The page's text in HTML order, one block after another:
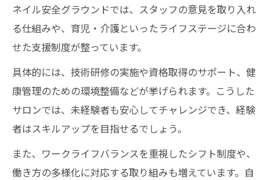
ネイル安全グラウンドでは、スタッフの意見を取り入れ
る仕組みや、育児・介護といったライフステージに合わ
せた支援制度が整っています。
具体的には、技術研修の実施や資格取得のサポート、健
康管理のための環境整備などが挙げられます。こうした
サロンでは、未経験者も安心してチャレンジでき、経験
者はスキルアップを目指せるでしょう。
また、ワークライフバランスを重視したシフト制度や、
働き方の多様化に対応する取り組みも増えています。自